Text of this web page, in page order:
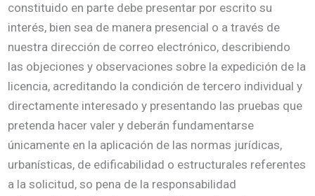
constituido en parte debe presentar por escrito su
interés, bien sea de manera presencial o a través de
nuestra dirección de correo electrónico, describiendo
las objeciones y observaciones sobre la expedición de la
licencia, acreditando la condición de tercero individual y
directamente interesado y presentando las pruebas que
pretenda hacer valer y deberán fundamentarse
únicamente en la aplicación de las normas jurídicas,
urbanísticas, de edificabilidad o estructurales referentes
a la solicitud, so pena de la responsabilidad